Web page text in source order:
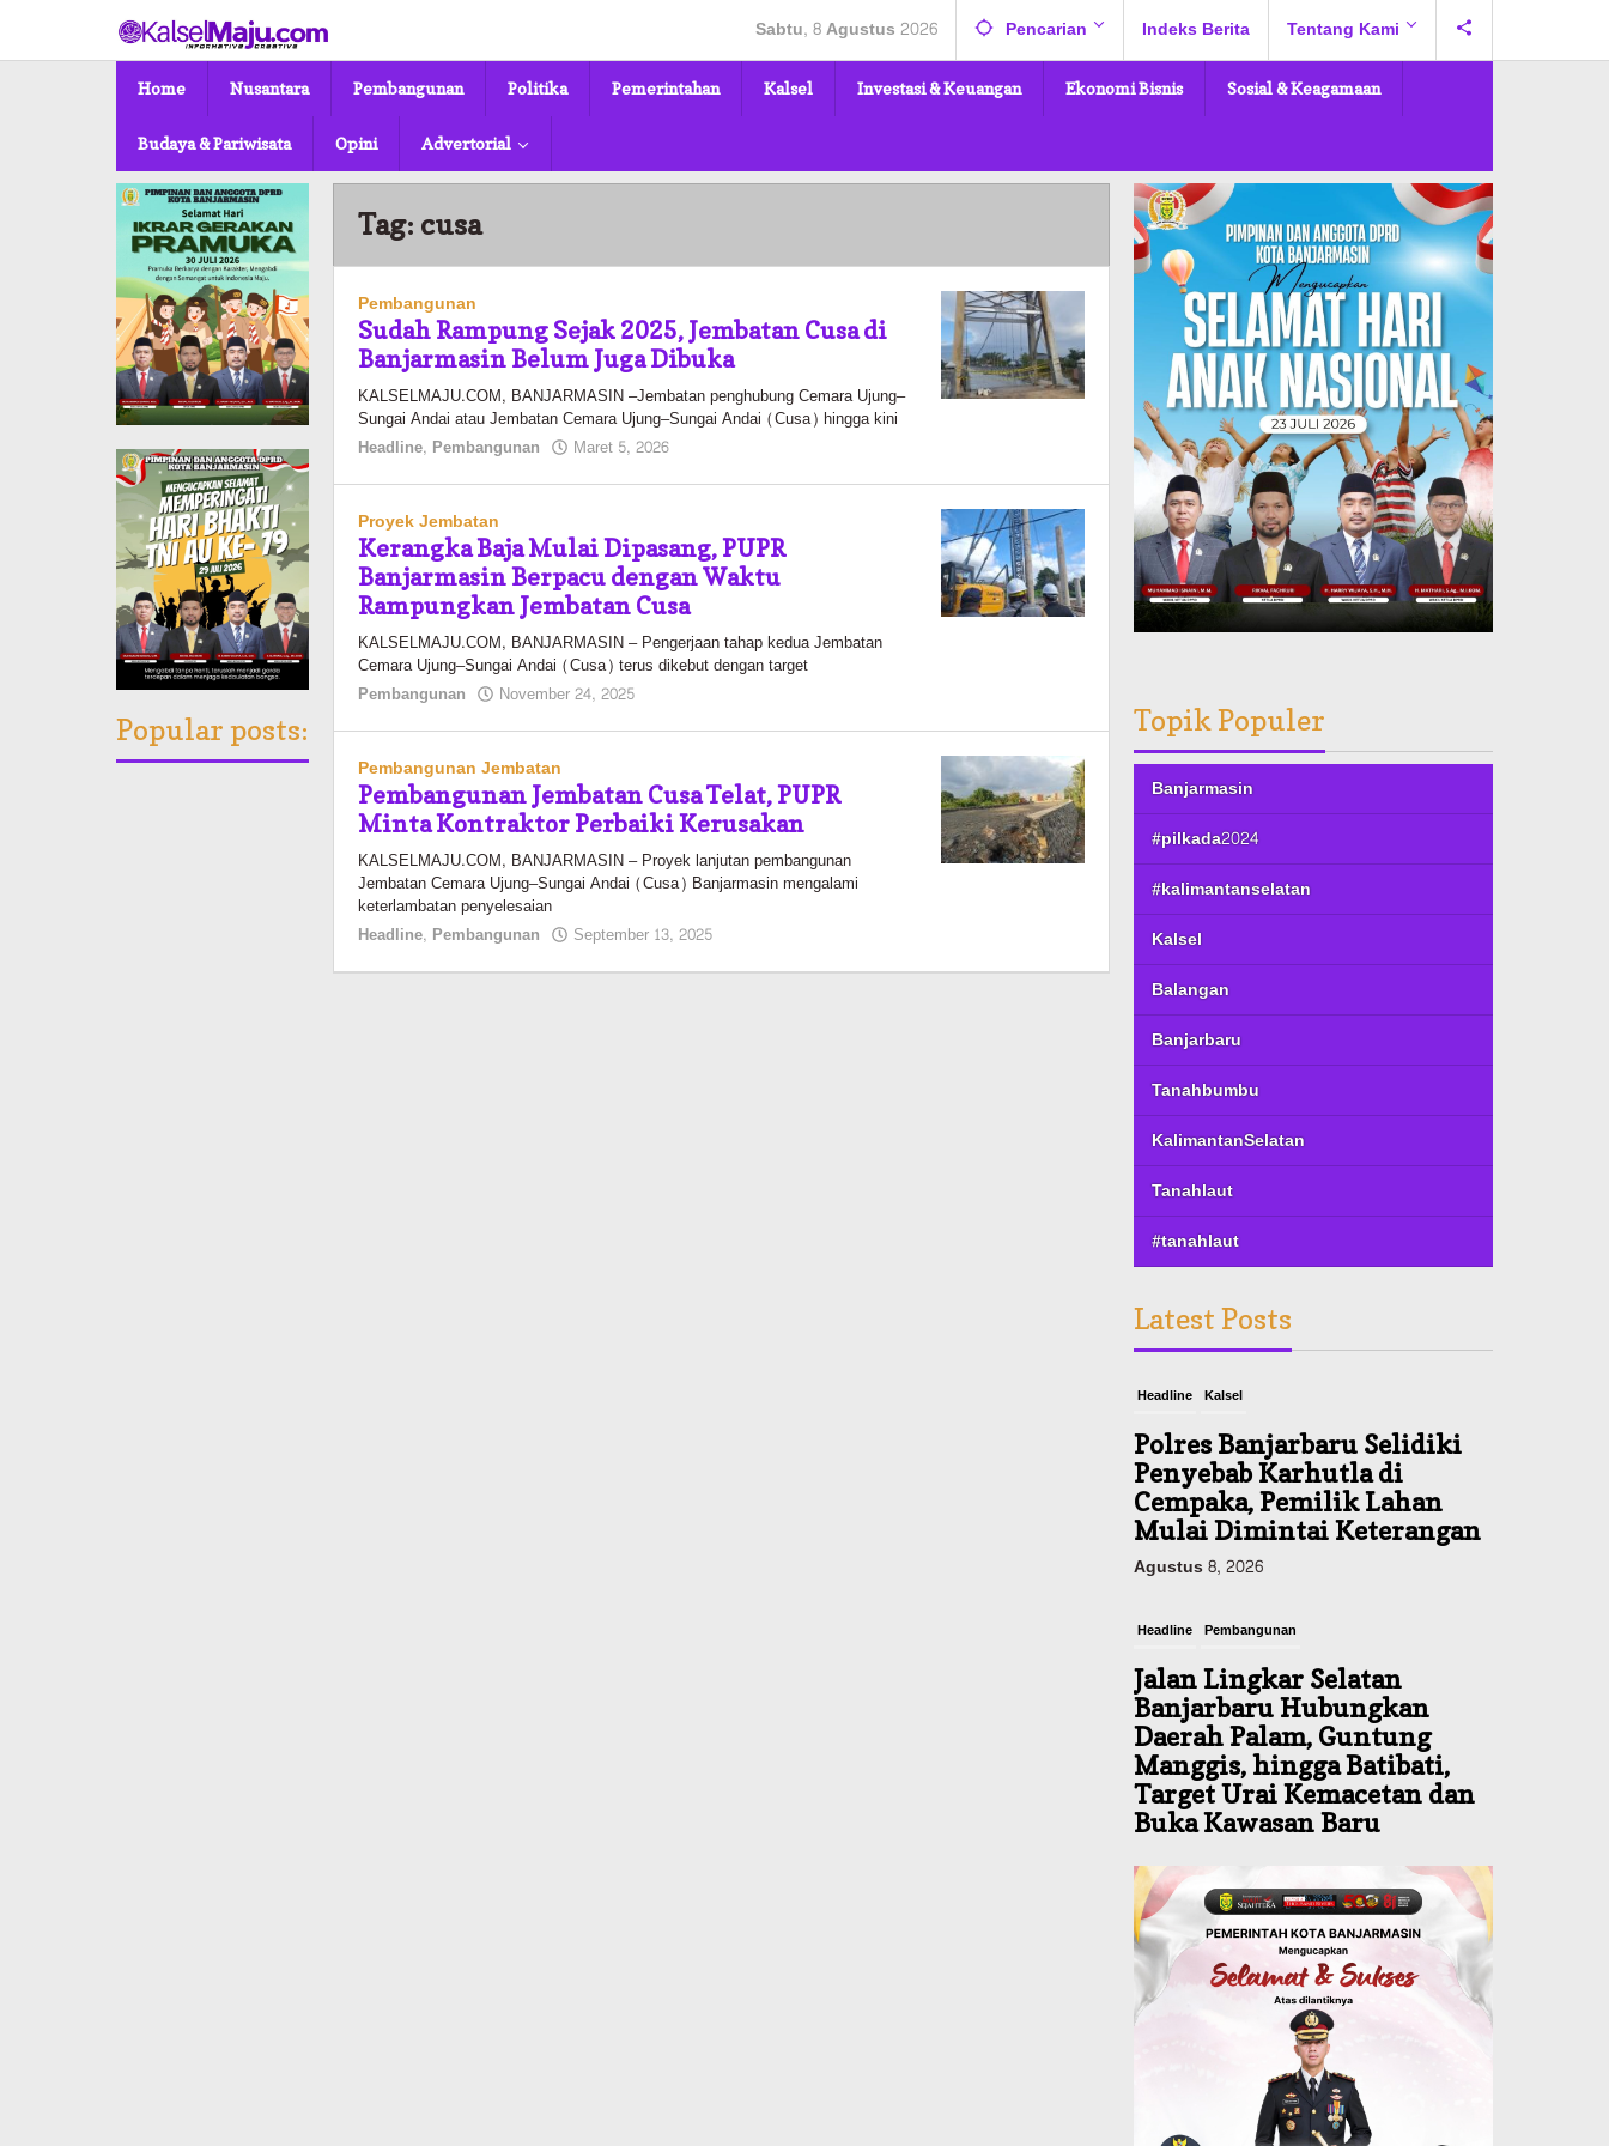
konten
Sabtu, 8 Agustus 2026 Pencarian Indeks Berita Tentang Kami
Home Nusantara Pembangunan Politika Pemerintahan Kalsel Investasi & Keuangan Ekonomi Bisnis Sosial & Keagamaan
Budaya & Pariwisata Opini Advertorial
Popular posts:
Tag: cusa
Pembangunan
Sudah Rampung Sejak 2025, Jembatan Cusa di
Banjarmasin Belum Juga Dibuka
KALSELMAJU.COM, BANJARMASIN –Jembatan penghubung Cemara Ujung–
Sungai Andai atau Jembatan Cemara Ujung–Sungai Andai (Cusa) hingga kini
Headline, Pembangunan Maret 5, 2026
Proyek Jembatan
Kerangka Baja Mulai Dipasang, PUPR
Banjarmasin Berpacu dengan Waktu
Rampungkan Jembatan Cusa
KALSELMAJU.COM, BANJARMASIN – Pengerjaan tahap kedua Jembatan
Cemara Ujung–Sungai Andai (Cusa) terus dikebut dengan target
Pembangunan
November 24, 2025
Pembangunan Jembatan
Pembangunan Jembatan Cusa Telat, PUPR
Minta Kontraktor Perbaiki Kerusakan
KALSELMAJU.COM, BANJARMASIN – Proyek lanjutan pembangunan
Jembatan Cemara Ujung–Sungai Andai (Cusa) Banjarmasin mengalami
keterlambatan penyelesaian
Headline, Pembangunan September 13, 2025
Topik Populer
Banjarmasin
#pilkada2024
#kalimantanselatan
Kalsel
Balangan
Banjarbaru
Tanahbumbu
KalimantanSelatan
Tanahlaut
#tanahlaut
Latest Posts
Headline Kalsel
Polres Banjarbaru Selidiki
Penyebab Karhutla di
Cempaka, Pemilik Lahan
Mulai Dimintai Keterangan
Agustus 8, 2026
Headline Pembangunan
Jalan Lingkar Selatan
Banjarbaru Hubungkan
Daerah Palam, Guntung
Manggis, hingga Batibati,
Target Urai Kemacetan dan
Buka Kawasan Baru
Agustus 8, 2026
Headline
Panaskan Kembali Arena
Panjat Tebing, FPTI
Banjarmasin Siapkan
Sirkuit se-Kalsel
Agustus 8, 2026